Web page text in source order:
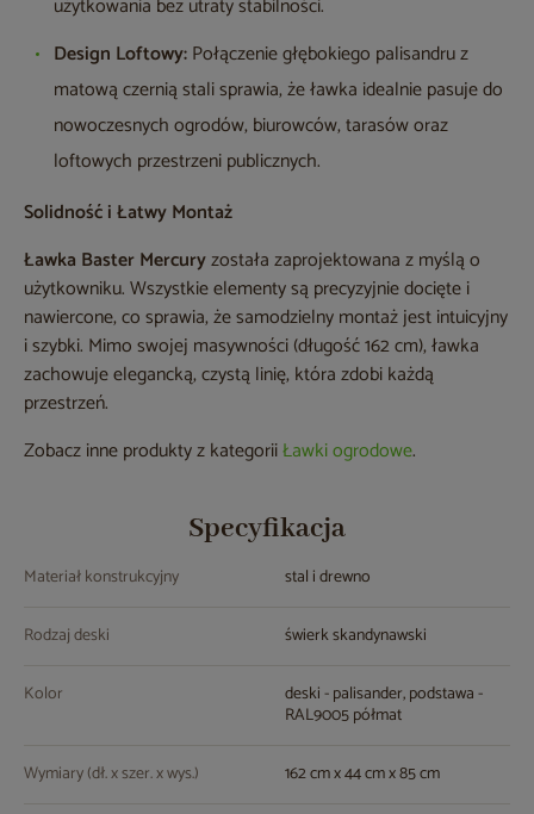
użytkowania bez utraty stabilności.
Design Loftowy:Połączenie głębokiego palisandru z
matową czernią stali sprawia, że ławka idealnie pasuje do
nowoczesnych ogrodów, biurowców, tarasów oraz
loftowych przestrzeni publicznych.
Solidność i Łatwy Montaż
Ławka Baster Mercuryzostała zaprojektowana z myślą o
użytkowniku. Wszystkie elementy są precyzyjnie docięte i
nawiercone, co sprawia, że samodzielny montaż jest intuicyjny
i szybki. Mimo swojej masywności (długość 162 cm), ławka
zachowuje elegancką, czystą linię, która zdobi każdą
przestrzeń.
Zobacz inne produkty z kategoriiŁawki ogrodowe.
Specyfikacja
Materiał konstrukcyjny stal i drewno
Rodzaj deski świerk skandynawski
Kolor deski - palisander, podstawa -
RAL9005 półmat
Wymiary (dł. x szer. x wys.) 162 cm x 44 cm x 85 cm